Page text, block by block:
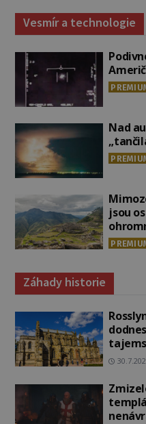
Vesmír a technologie
Nad
jsou
Záhady historie